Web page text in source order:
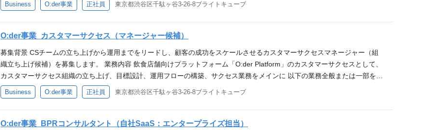
模な営業網を活用した拡販に向けた体制作りに携わっていただくことも可能です。 身に着くスキル 累計8,000店以上の飲食店
た難度の高い商談を店舗責任者や本社IT部門、決裁者に対して直接行う機会が得られます。 そのため、店舗オペレーションの
向上やDX推進など、顧客の経営課題に踏み込んだソリューション提案や論理的思考力といった高度な営業スキルを磨くことが
可能です。 プロダクト開発のスピード感 機能追加は月に2回程行われており、スピード感を持ってプロダクト改善を進めてい
ます。 カスタマーサクセス・サポートや開発との距離も近く、他チームとの打ち合わせも週に3回実施し、顧客の反応や提案
内容をもとにしたプロダクトへのフィードバックや企画にも挑戦できる環境です。 導入事例 大衆ジンギスカン酒場 ラムちゃ
ん（株式会社一家ダイニングプロジェクト様） からあげ日本一（株式会社日本一様） 肉好き大黒天（株式会社プレコフーズ
様） 銀座 篝（株式会社アデッソ様） 必須スキル 下記いずれかの経験をお持ちの方（目安：3年以上） SaaS、ITシステムなど
のソリューションセールスの経験 エンタープライズ向けのセールス経験 アライアンスセールス、アカウントセールスの経験
m」の強みとやりがい 人手不足や原料費高騰により飲食店の倒産が増加する中で、価値ある消費体験の提供が集客向上に必要
不可欠になっています。 当社の飲食店舗向けプラットフォーム「O:der Platform」は、顧客目線を徹底的に追求したUXの高い
モバイルオーダーサービスとして開発を続けています。 サービスを受注し実際に店舗で稼働している光景を目の当たりにした
ス活動をミッションにしておりましたが、現在はグローリーグループ全体のプロダクトと販売チャネルを活用した、【SaaSサ
ービス×ハードウェア】のトータルソリューション提案に注力しております。 店舗運営に欠かせない注文・決済端末等のハー
ドウェア技術に強みを持つグローリーと連携することで、オフラインをオンラインに繋げていくDX提案や、グローリーの大規
模な営業網を活用した拡販に向けた体制作りに携わっていただくことも可能です。 身に着くスキル 累計8,000店以上の飲食店
た難度の高い商談を店舗責任者や本社IT部門、決裁者に対して直接行う機会が得られます。 そのため、店舗オペレーションの
Business O:der事業 正社員 東京都渋谷区千駄ヶ谷3-26-8ブライトキューブ
O:der事業_カスタマーサクセス（マネージャー候補）
募集背景 CSチームの立ち上げから運用までをリードし、顧客の成功をスケールさせるカスタマーサクセスマネージャー（組
織立ち上げ候補）を募集します。 業務内容 飲食店舗向けプラットフォーム「O:der Platform」のカスタマーサクセスとして、
カスタマーサクセス組織の立ち上げ、目標設計、運用フローの構築、サクセス業務をメインに 以下の業務全般または一部を担
当していただきます。 組織立ち上げに関わる業務 CS組織、戦略、オペレーションの策定 KPI（継続率、LTV、NPS、ヘルスス
コア等）とOKRの設計と運用ルールの策定 オンボーディング、定例MTG、解約対応、アップセルプロセスなどの業務フロー
設計 CS組織のマネジメント、体制構築（採用、育成等） 既存顧客向け業務 顧客との定例ミーティング、利用状況のモニタリ
ング（ログイン率、機能利用、ヘルススコア等） サービス品質向上に向けた、課題ヒアリング、改善提案 解約リスク顧客の発
Business O:der事業 正社員 東京都渋谷区千駄ヶ谷3-26-8ブライトキューブ
O:der事業_BPRコンサルタント（自社SaaS：エンタープライズ担当）